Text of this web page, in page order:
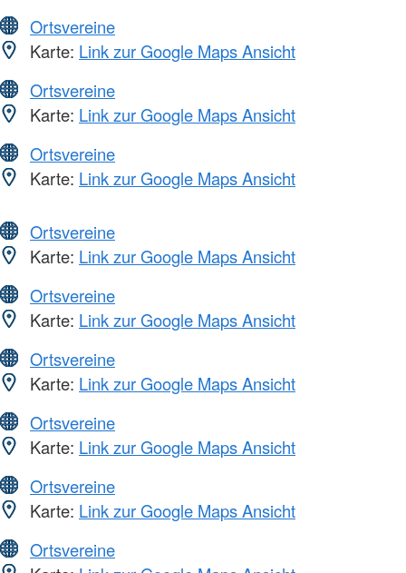
Ortsvereine
Karte: Link zur Google Maps Ansicht
Ortsvereine
Karte: Link zur Google Maps Ansicht
Ortsvereine
Karte: Link zur Google Maps Ansicht
Ortsvereine
Karte: Link zur Google Maps Ansicht
Ortsvereine
Karte: Link zur Google Maps Ansicht
Ortsvereine
Karte: Link zur Google Maps Ansicht
Ortsvereine
Karte: Link zur Google Maps Ansicht
Ortsvereine
Karte: Link zur Google Maps Ansicht
Ortsvereine